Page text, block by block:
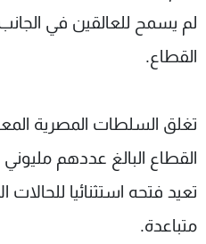
لم يسمح للعالقين في
القطاع.
تغلق السلطات المصرية
القطاع البالغ عددهم
تعيد فتحه استثنائيا للحالات
متباعدة.